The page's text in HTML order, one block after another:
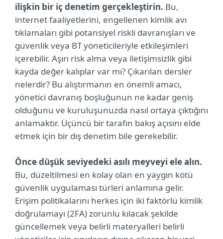
ilişkin bir iç denetim gerçekleştirin. Bu,
internet faaliyetlerini, engellenen kimlik avı
tıklamaları gibi potansiyel riskli davranışları ve
güvenlik veya BT yöneticileriyle etkileşimleri
içerebilir. Aşırı risk alma veya iletişimsizlik gibi
kayda değer kalıplar var mı? Çıkarılan dersler
nelerdir? Bu alıştırmanın en önemli amacı,
yönetici davranış boşluğunun ne kadar geniş
olduğunu ve kuruluşunuzda nasıl ortaya çıktığını
anlamaktır. Üçüncü bir tarafın bakış açısını elde
etmek için bir dış denetim bile gerekebilir.
Önce düşük seviyedeki asılı meyveyi ele alın.
Bu, düzeltilmesi en kolay olan en yaygın kötü
güvenlik uygulaması türleri anlamına gelir.
Erişim politikalarını herkes için iki faktörlü kimlik
doğrulamayı (2FA) zorunlu kılacak şekilde
güncellemek veya belirli materyalleri belirli